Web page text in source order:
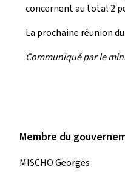
concernent au total 2
La prochaine réunion
Communiqué par le
Membre du
MISCHO Georges